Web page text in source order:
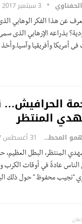
3 سبتمبر 2017
عن هذا الفكر الوهابي
بذراعه الإرهابي الذى
أمريكا وأفريقيا
المنتظر
مساهمو المحطة 31 أغسطس 2017
المنتظر، البطل العظيم،
عادةً في أوقات الكرب
"نجيب محفوظ " حول ذلك
إعلان